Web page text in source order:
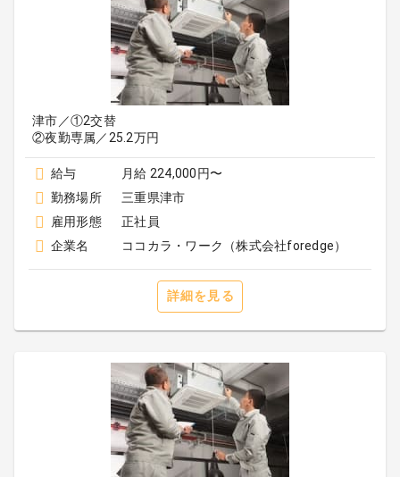
津市／①2交替
②夜勤専属／25.2万円
給与
月給 224,000円〜
勤務場所
三重県津市
雇用形態
正社員
企業名
ココカラ・ワーク（株式会社foredge）
詳細を見る